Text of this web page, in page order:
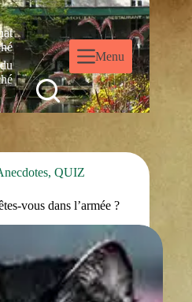
Menu
, QUIZ
vous dans l’armée ?